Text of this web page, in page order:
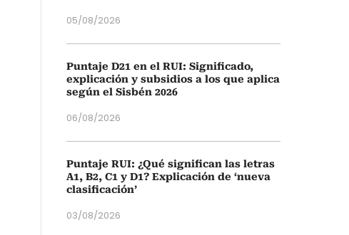
05/08/2026
Puntaje D21 en el RUI: Significado,
explicación y subsidios a los que aplica
según el Sisbén 2026
06/08/2026
Puntaje RUI: ¿Qué significan las letras
A1, B2, C1 y D1? Explicación de ‘nueva
clasificación’
03/08/2026